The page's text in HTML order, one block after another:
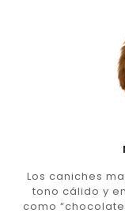
Los caniches
tono cálido y
como